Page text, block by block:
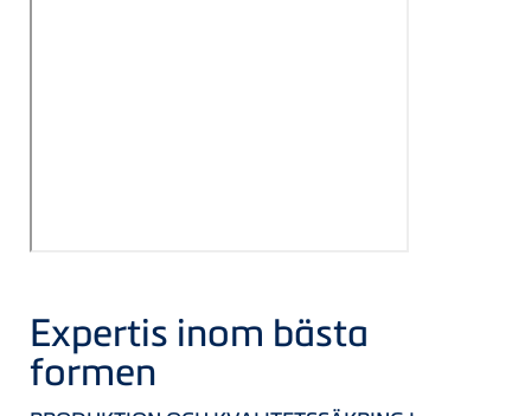
Expertis inom bästa
formen